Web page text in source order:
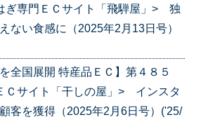
専門ＥＣサイト「飛騨屋」> 独
ない食感に（2025年2月13日号）
全国展開 特産品ＥＣ】第４８５
サイト「干しの屋」> インスタ
客を獲得（2025年2月6日号）('25/